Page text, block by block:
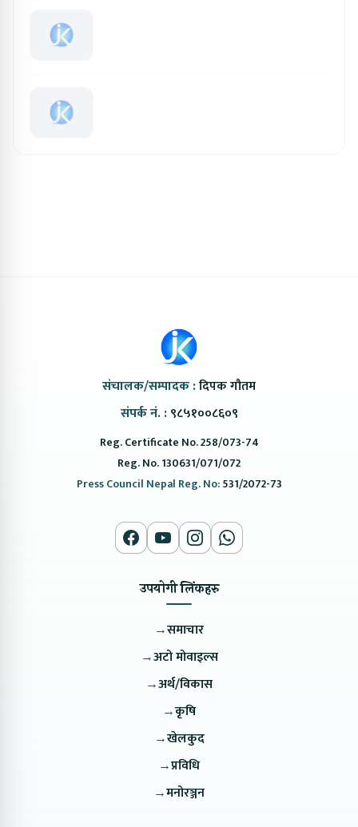
संचालक/सम्पादक :दिपक गौतम
संपर्क नं. : ९८५१००८६०९
Reg. Certificate No. 258/073-74
Reg. No. 130631/071/072
Press Council Nepal Reg. No:531/2072-73
उपयोगी लिंकहरु
→समाचार
→अटो मोवाइल्स
→अर्थ/विकास
→कृषि
→खेलकुद
→प्रविधि
→मनोरञ्जन